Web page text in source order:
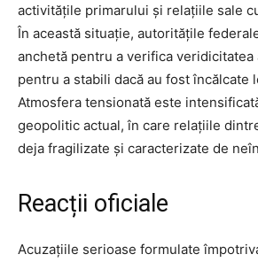
activitățile primarului și relațiile sale
În această situație, autoritățile
anchetă pentru a verifica veridicitatea
pentru a stabili dacă au fost încălcate
Atmosfera tensionată este
geopolitic actual, în care relațiile
deja fragilizate și caracterizate de
Reacții oficiale
Acuzațiile serioase formulate